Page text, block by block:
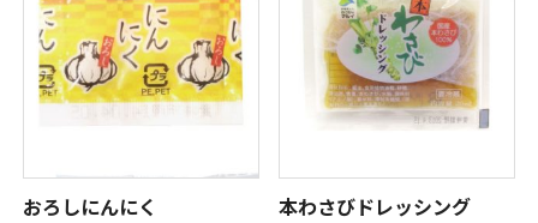
おろしにんにく 本わさびドレッシング